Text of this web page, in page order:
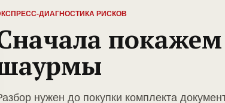
ДИАГНОСТИКА РИСКОВ
нужен до покупки комплекта